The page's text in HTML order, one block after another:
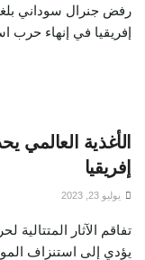
رفض جنرال سوداني
إفريقيا في إنهاء حرب
الأغذية
إفريقيا
يوليو 23, 2023
تفاقم الآثار
يؤدي إلى استنزاف